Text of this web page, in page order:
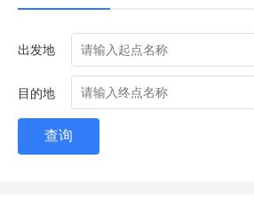
出发地
目的地
查询